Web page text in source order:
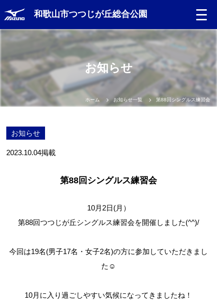
和歌山市つつじが丘総合公園
お知らせ
ホーム お知らせ一覧 第88回シングルス練習会
お知らせ
2023.10.04掲載
第88回シングルス練習会
10月2日(月）
第88回つつじが丘シングルス練習会を開催しました(^^)/
今回は19名(男子17名・女子2名)の方に参加していただきまし
た☺
10月に入り過ごしやすい気候になってきましたね！